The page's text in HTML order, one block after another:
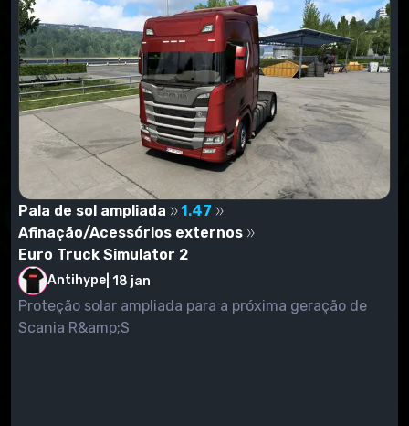
Pala de sol ampliada
1.47
Afinação/Acessórios externos
Euro Truck Simulator 2
Antihype 18 jan
Proteção solar ampliada para a próxima geração de
Scania R&amp;S